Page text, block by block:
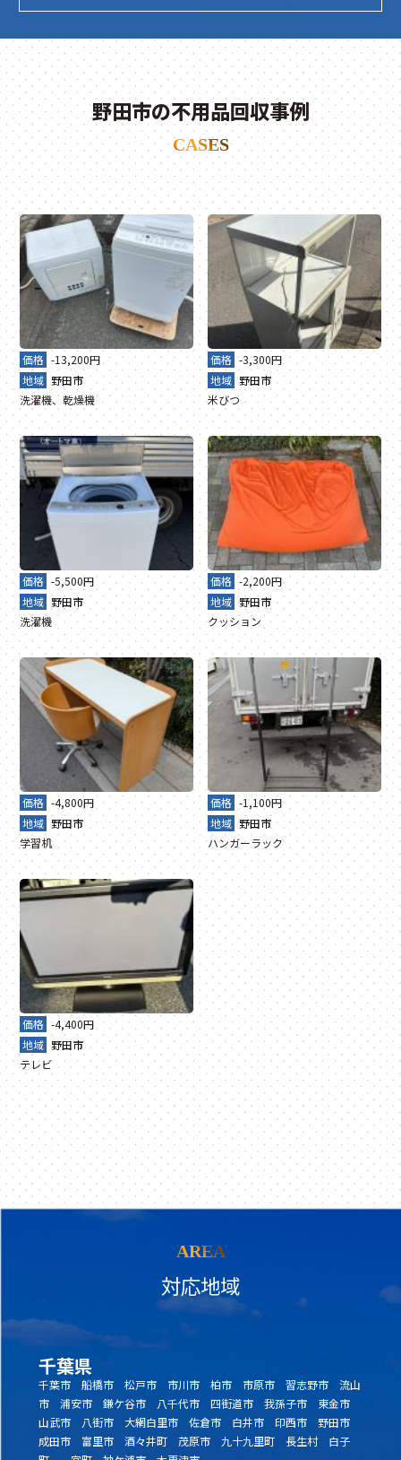
野田市の不用品回収事例
CASES
価格 -13,200円
地域 野田市
洗濯機、乾燥機
価格 -3,300円
地域 野田市
米びつ
価格 -5,500円
地域 野田市
洗濯機
価格 -2,200円
地域 野田市
クッション
価格 -4,800円
地域 野田市
学習机
価格 -1,100円
地域 野田市
ハンガーラック
価格 -4,400円
地域 野田市
テレビ
AREA
対応地域
千葉県
千葉市 船橋市 松戸市 市川市 柏市 市原市 習志野市 流山
市 浦安市 鎌ケ谷市 八千代市 四街道市 我孫子市 東金市
山武市 八街市 大網白里市 佐倉市 白井市 印西市 野田市
成田市 富里市 酒々井町 茂原市 九十九里町 長生村 白子